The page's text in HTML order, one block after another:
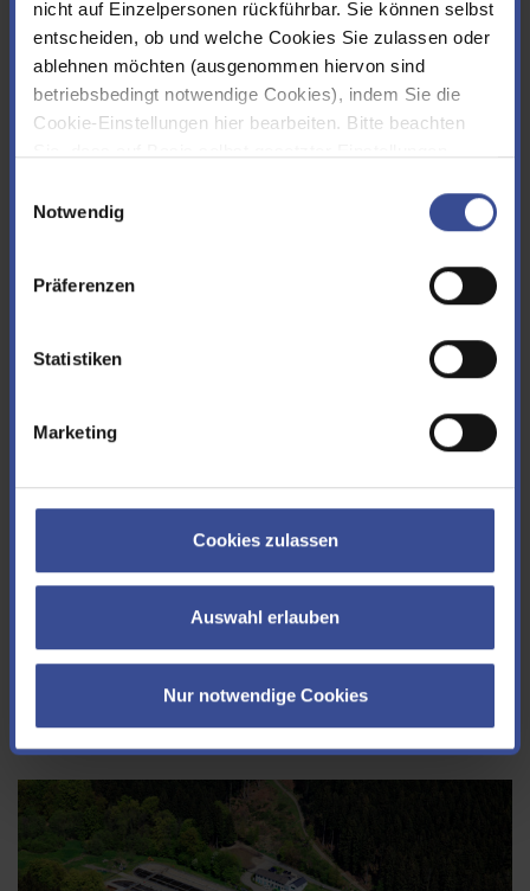
nicht auf Einzelpersonen rückführbar. Sie können selbst
entscheiden, ob und welche Cookies Sie zulassen oder
ablehnen möchten (ausgenommen hiervon sind
betriebsbedingt notwendige Cookies), indem Sie die
Cookie-Einstellungen hier bearbeiten. Bitte beachten
Verfügung stehen. Sie können Ihre Cookie-
Einstellungen jederzeit ändern, den Link finden Sie im
Notwendig
Präferenzen
Statistiken
Marketing
Cookies zulassen
Auswahl erlauben
Nur notwendige Cookies
Invasive Arten
Nicht-heimische Tier- und Pflanzenarten
Gewässerphänomene